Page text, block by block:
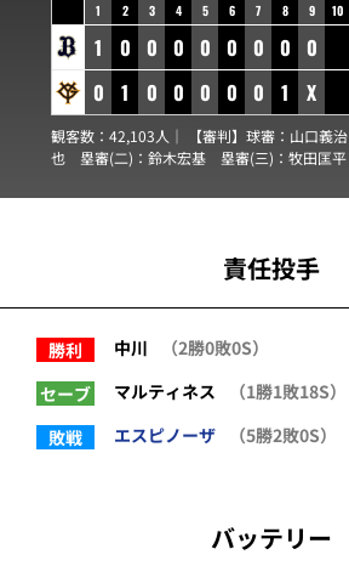
1 2 3 4 5 6 7 8 9 10
1 0 0 0 0 0 0 0 0
0
1 0 0 0 0 0 1 X
観客数：42,103人｜ 【審判】球審： 山口義治
也 塁審(二)： 鈴木宏基 塁審(三)： 牧田匡平
責任投手
勝利 中川
（2勝0敗0S）
セーブ
マルティネス
（1勝1敗18S）
敗戦
エスピノーザ （5勝2敗0S）
バッテリー